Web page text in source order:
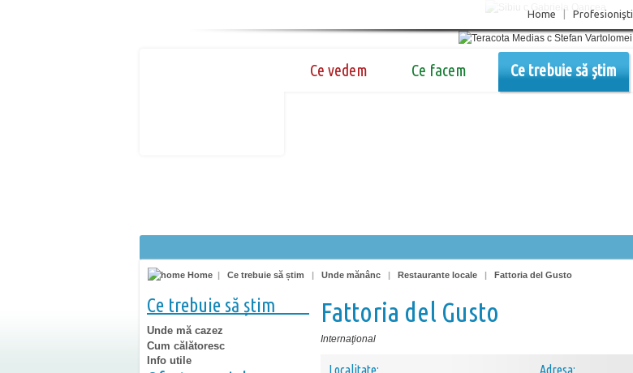
Home Profesionişti
Ce vedem Ce facem Ce trebuie să știm
Home | Ce trebuie să știm | Unde mănânc | Restaurante locale | Fattoria del Gusto
Ce trebuie să știm
Unde mă cazez
Cum călătoresc
Info utile
Fattoria del Gusto
Internaţional
Localitate: Adresa: